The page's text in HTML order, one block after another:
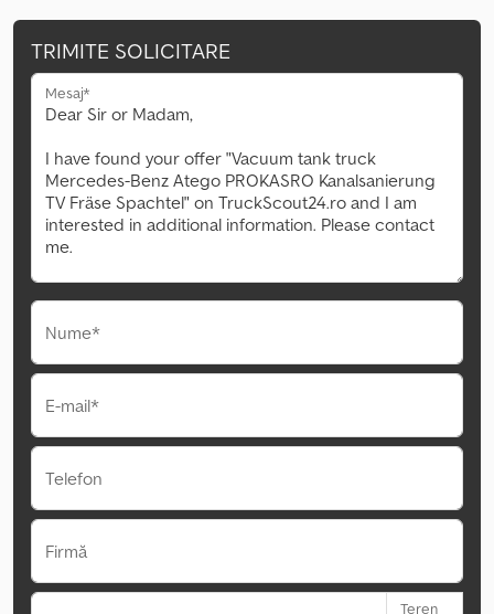
TRIMITE SOLICITARE
Mesaj*
Nume*
E-mail*
Telefon
Firmă
Teren